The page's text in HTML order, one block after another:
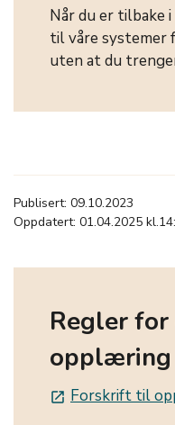
Når du er tilbake
til våre systemer
uten at du
Publisert: 09.10.2023
Oppdatert: 01.04.2025
Regler
launch Forskrift til